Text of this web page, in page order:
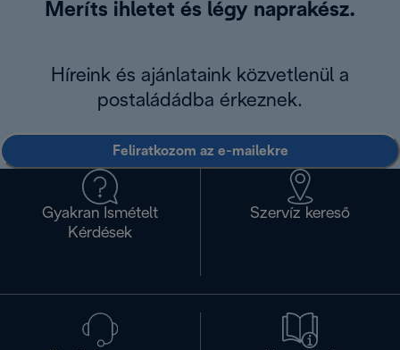
Meríts ihletet és légy naprakész.
Híreink és ajánlataink közvetlenül a
postaládádba érkeznek.
Feliratkozom az e-mailekre
Gyakran Ismételt
Kérdések
Szervíz kereső